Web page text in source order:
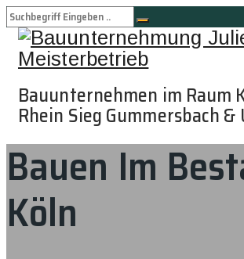
Bauunternehmen im Raum
Rhein Sieg Gummersbach
Bauen Im
Köln